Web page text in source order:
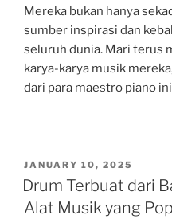
Mereka bukan hanya
sumber inspirasi dan
seluruh dunia. Mari terus
karya-karya musik
dari para maestro piano
POSTED
ON
JANUARY 10, 2025
Drum Terbuat dari
Alat Musik yang